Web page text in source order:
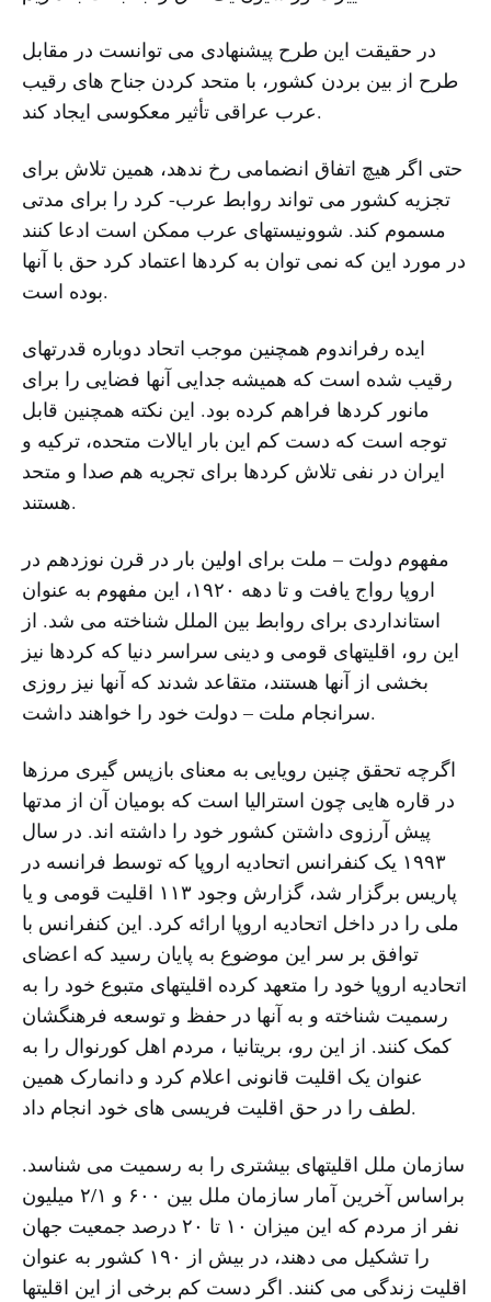
در حقیقت این طرح پیشنهادی می توانست در مقابل
طرح از بین بردن کشور، با متحد کردن جناح های رقیب
عرب عراقی تأثیر معکوسی ایجاد کند.
حتی اگر هیچ اتفاق انضمامی رخ ندهد، همین تلاش برای
تجزیه کشور می تواند روابط عرب- کرد را برای مدتی
مسموم کند. شوونیستهای عرب ممکن است ادعا کنند
در مورد این که نمی توان به کردها اعتماد کرد حق با آنها
بوده است.
ایده رفراندوم همچنین موجب اتحاد دوباره قدرتهای
رقیب شده است که همیشه جدایی آنها فضایی را برای
مانور کردها فراهم کرده بود. این نکته همچنین قابل
توجه است که دست کم این بار ایالات متحده، ترکیه و
ایران در نفی تلاش کردها برای تجریه هم صدا و متحد
هستند.
مفهوم دولت – ملت برای اولین بار در قرن نوزدهم در
اروپا رواج یافت و تا دهه ۱۹۲۰، این مفهوم به عنوان
استانداردی برای روابط بین الملل شناخته می شد. از
این رو، اقلیتهای قومی و دینی سراسر دنیا که کردها نیز
بخشی از آنها هستند، متقاعد شدند که آنها نیز روزی
سرانجام ملت – دولت خود را خواهند داشت.
اگرچه تحقق چنین رویایی به معنای بازپس گیری مرزها
در قاره هایی چون استرالیا است که بومیان آن از مدتها
پیش آرزوی داشتن کشور خود را داشته اند. در سال
۱۹۹۳ یک کنفرانس اتحادیه اروپا که توسط فرانسه در
پاریس برگزار شد، گزارش وجود ۱۱۳ اقلیت قومی و یا
ملی را در داخل اتحادیه اروپا ارائه کرد. این کنفرانس با
توافق بر سر این موضوع به پایان رسید که اعضای
اتحادیه اروپا خود را متعهد کرده اقلیتهای متبوع خود را به
رسمیت شناخته و به آنها در حفظ و توسعه فرهنگشان
کمک کنند. از این رو، بریتانیا ، مردم اهل کورنوال را به
عنوان یک اقلیت قانونی اعلام کرد و دانمارک همین
لطف را در حق اقلیت فریسی های خود انجام داد.
سازمان ملل اقلیتهای بیشتری را به رسمیت می شناسد.
براساس آخرین آمار سازمان ملل بین ۶۰۰ و ۲/۱ میلیون
نفر از مردم که این میزان ۱۰ تا ۲۰ درصد جمعیت جهان
را تشکیل می دهند، در بیش از ۱۹۰ کشور به عنوان
اقلیت زندگی می کنند. اگر دست کم برخی از این اقلیتها